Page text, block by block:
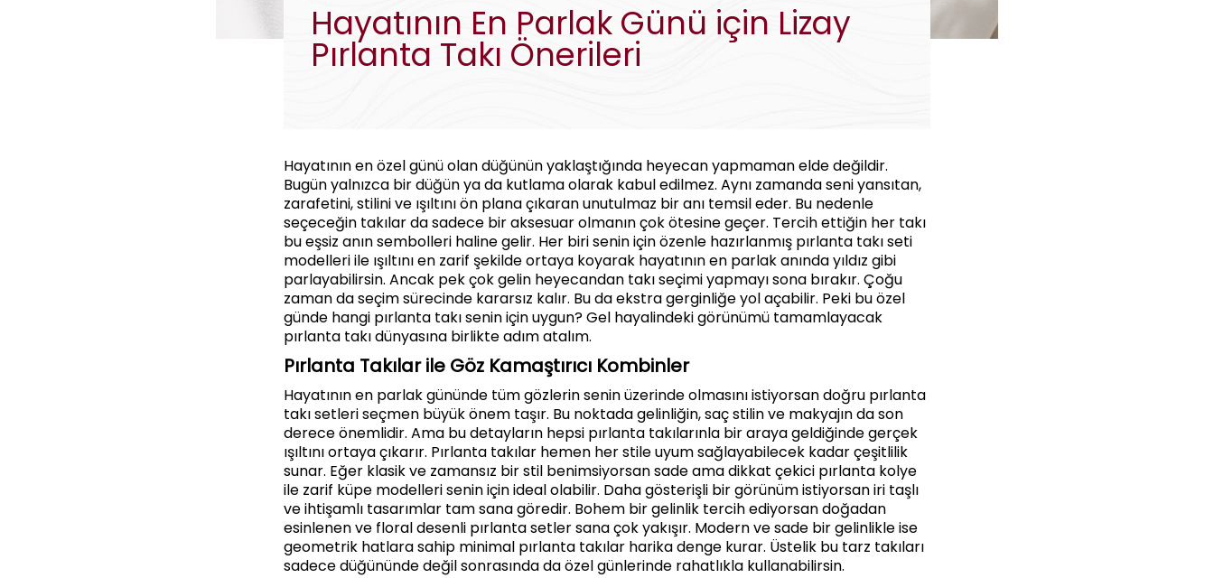
Hayatının En Parlak Günü için Lizay
Pırlanta Takı Önerileri
Hayatının en özel günü olan düğünün yaklaştığında heyecan yapmaman elde değildir.
Bugün yalnızca bir düğün ya da kutlama olarak kabul edilmez. Aynı zamanda seni yansıtan,
zarafetini, stilini ve ışıltını ön plana çıkaran unutulmaz bir anı temsil eder. Bu nedenle
seçeceğin takılar da sadece bir aksesuar olmanın çok ötesine geçer. Tercih ettiğin her takı
bu eşsiz anın sembolleri haline gelir. Her biri senin için özenle hazırlanmış pırlanta takı seti
modelleri ile ışıltını en zarif şekilde ortaya koyarak hayatının en parlak anında yıldız gibi
parlayabilirsin. Ancak pek çok gelin heyecandan takı seçimi yapmayı sona bırakır. Çoğu
zaman da seçim sürecinde kararsız kalır. Bu da ekstra gerginliğe yol açabilir. Peki bu özel
günde hangi pırlanta takı senin için uygun? Gel hayalindeki görünümü tamamlayacak
pırlanta takı dünyasına birlikte adım atalım.
Pırlanta Takılar ile Göz Kamaştırıcı Kombinler
Hayatının en parlak gününde tüm gözlerin senin üzerinde olmasını istiyorsan doğru pırlanta
takı setleri seçmen büyük önem taşır. Bu noktada gelinliğin, saç stilin ve makyajın da son
derece önemlidir. Ama bu detayların hepsi pırlanta takılarınla bir araya geldiğinde gerçek
ışıltını ortaya çıkarır. Pırlanta takılar hemen her stile uyum sağlayabilecek kadar çeşitlilik
sunar. Eğer klasik ve zamansız bir stil benimsiyorsan sade ama dikkat çekici pırlanta kolye
ile zarif küpe modelleri senin için ideal olabilir. Daha gösterişli bir görünüm istiyorsan iri taşlı
ve ihtişamlı tasarımlar tam sana göredir. Bohem bir gelinlik tercih ediyorsan doğadan
esinlenen ve floral desenli pırlanta setler sana çok yakışır. Modern ve sade bir gelinlikle ise
geometrik hatlara sahip minimal pırlanta takılar harika denge kurar. Üstelik bu tarz takıları
sadece düğününde değil sonrasında da özel günlerinde rahatlıkla kullanabilirsin.